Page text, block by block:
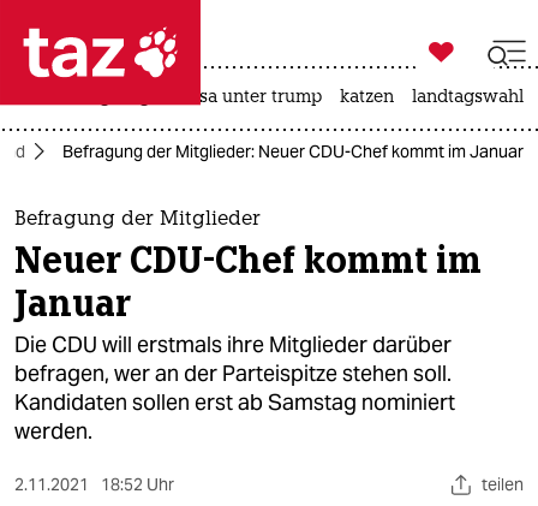
 taz zahl ich
taz zahl ich
themen
politik
öko
gesellschaft
kultur
sport

taz zahl ich
usa unter trump katzen landtagswahl
Befragung der Mitglieder: Neuer CDU-Chef kommt im Januar
Befragung der Mitglieder
Neuer CDU-Chef kommt im
Januar
Die CDU will erstmals ihre Mitglieder darüber
befragen, wer an der Parteispitze stehen soll.
Kandidaten sollen erst ab Samstag nominiert
werden.
2.11.2021 18:52 Uhr teilen